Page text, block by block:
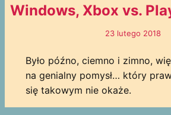
Windows, Xbox vs.
23 lutego 2018
Było późno, ciemno i zimno,
na genialny pomysł… który
się takowym nie okaże.